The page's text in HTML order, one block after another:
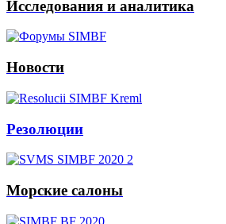
Исследования и аналитика
Новости
Резолюции
Морские салоны